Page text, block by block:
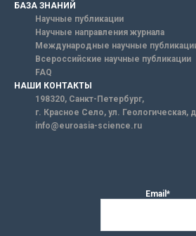
БАЗА ЗНАНИЙ
Научные публикации
Научные направления журнала
Международные научные
Всероссийские научные публикации
FAQ
НАШИ КОНТАКТЫ
198320, Санкт-Петербург,
г. Красное Село, ул. Геологическая,
info@euroasia-science.ru
Email*